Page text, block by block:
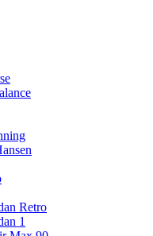
Retro
1